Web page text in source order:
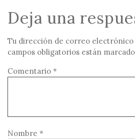
Deja una
Tu dirección de correo electrónico
campos obligatorios están
Comentario *
Nombre *